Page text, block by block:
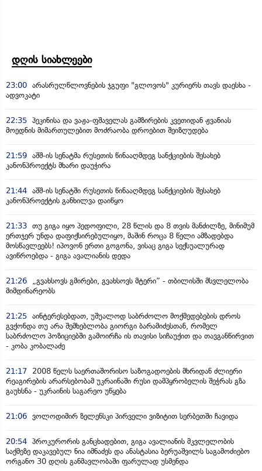
დღის სიახლეები
23:00 არასრულწლოვნების ჯგუფი "გლოვოს" კურიერს თავს დაესხა -
ადვოკატი
22:35 პეკინისა და ვაჟა-ფშაველას გამზირების კვეთიდან ჟვანიას
მოედნის მიმართულებით მოძრაობა დროებით შეიზღუდება
21:59 აშშ-ის სენატმა რუსეთის წინააღმდეგ სანქციების შესახებ
კანონპროექტს მხარი დაუჭირა
21:44 აშშ-ის სენატში რუსეთის წინააღმდეგ სანქციების შესახებ
კანონპროექტის განხილვა დაიწყო
21:33 თუ გიგა იყო პედოფილი, 28 წლის და 8 თვის მანძილზე, მინიმუმ
ერთჯერ უნდა დაფიქსირებულიყო, მაშინ როცა 8 წელი ამზადებდა
მოსწავლეებს! იპოვონ ერთი გოგონა, ვისაც გიგა სექსუალურად
ავიწროებდა - გიგა ავალიანის დედა
21:26
„გვახსოვს გმირები, გვახსოვს მტერი” - თბილისში მსვლელობა
მიმდინარეობს
21:25 აინტერესებდათ, უშუალოდ საბრძოლო მოქმედებების დროს
გვქონდა თუ არა შემხებლობა გიორგი ბარამიძესთან, რომელ
საბრძოლო პოზიციებში გამოირჩა ის თავისი სიჩაუქით და თავგანწირვით
- კობა კობალაძე
21:17
2008 წელს საერთაშორისო საზოგადოების მხრიდან ძლიერი
რეაგირების არარსებობამ უკრაინაში რუსი დამპყრობელის შეჭრას გზა
გაუხსნა - უკრაინის საგარეო უწყება
21:06 ვოლოდიმირ ზელენსკი პირველი ვიზიტით სერბეთში ჩავიდა
20:54 პროკურორის განცხადებით, გიგა ავალიანის მკვლელობის
საქმეზე დაკავებულ ნია იმნაძეს და ანასტასია ბერუაშვილს საგამოძიებო
ორგანო 30 დღის განმავლობაში ფარულად უსმენდა